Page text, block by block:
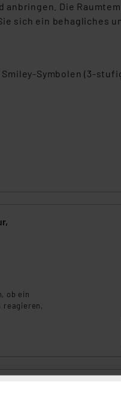
anbringen. Die
sich ein behagliches
Symbolen (3-
ob ein
reagieren,